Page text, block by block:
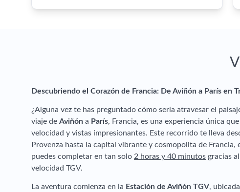
Descubriendo el Corazón de Francia: De Aviñón a París en
¿Alguna vez te has preguntado cómo sería atravesar el
viaje de Aviñón a París, Francia, es una experiencia única
velocidad y vistas impresionantes. Este recorrido te lleva
Provenza hasta la capital vibrante y cosmopolita de Francia,
puedes completar en tan solo 2 horas y 40 minutos gracias
velocidad TGV.
La aventura comienza en la Estación de Aviñón TGV,